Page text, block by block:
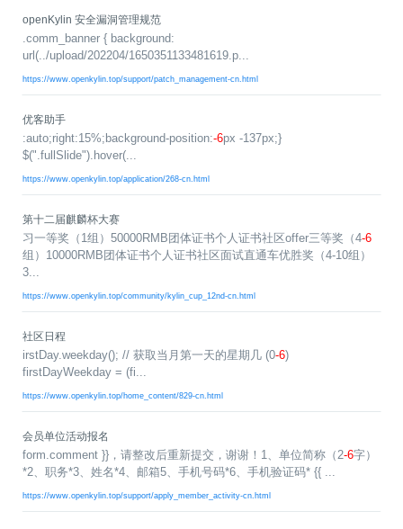
国
际
排
社
案
例
集
角
色
S
G
议
社
区
实
翻
平
台
获
长
系
积
分
商
城
用
户
组
动
G
o
d
t
o
p
e
n
K
y
l
集
活
动
2
5
台
持
续
成
台
发
行
版
术
生
发
行
版
第
三
方
开
议
贡
献
议
私
政
策
声
明
法
律
声
openKylin 安全漏洞管理规范
.comm_banner { background:
url(../upload/202204/1650351133481619.p...
https://www.openkylin.top/support/patch_management-cn.html
优客助手
:auto;right:15%;background-position:-6px -137px;}
$(".fullSlide").hover(...
https://www.openkylin.top/application/268-cn.html
第十二届麒麟杯大赛
习一等奖（1组）50000RMB团体证书个人证书社区offer三等奖（4-6
组）10000RMB团体证书个人证书社区面试直通车优胜奖（4-10组）
3...
https://www.openkylin.top/community/kylin_cup_12nd-cn.html
社区日程
irstDay.weekday(); // 获取当月第一天的星期几 (0-6)
firstDayWeekday = (fi...
https://www.openkylin.top/home_content/829-cn.html
会员单位活动报名
form.comment }}，请整改后重新提交，谢谢！1、单位简称（2-6字）
*2、职务*3、姓名*4、邮箱5、手机号码*6、手机验证码* {{ ...
https://www.openkylin.top/support/apply_member_activity-cn.html